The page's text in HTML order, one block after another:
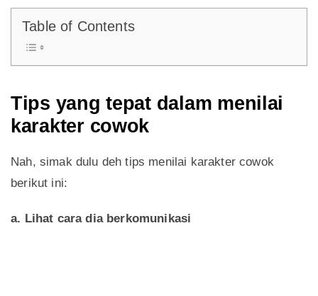
Table of Contents
Tips yang tepat dalam menilai
karakter cowok
Nah, simak dulu deh tips menilai karakter cowok
berikut ini:
a. Lihat cara dia berkomunikasi